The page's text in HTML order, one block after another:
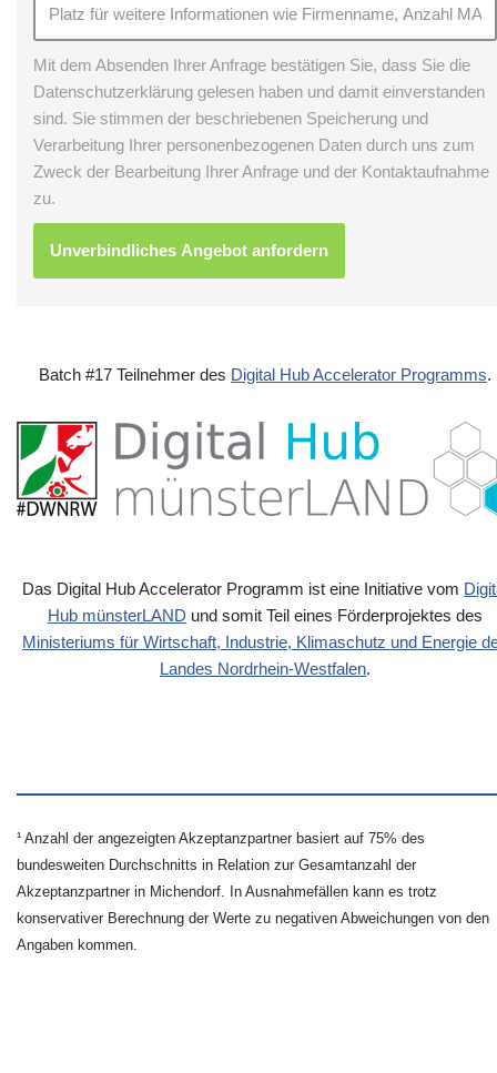
Mit dem Absenden Ihrer Anfrage bestätigen Sie, dass Sie die
Datenschutzerklärung gelesen haben und damit einverstanden
sind. Sie stimmen der beschriebenen Speicherung und
Verarbeitung Ihrer personenbezogenen Daten durch uns zum
Zweck der Bearbeitung Ihrer Anfrage und der Kontaktaufnahme
zu.
Batch #17 Teilnehmer des Digital Hub Accelerator Programms.
Das Digital Hub Accelerator Programm ist eine Initiative vom
Hub münsterLAND und somit Teil eines Förderprojektes des
Ministeriums für Wirtschaft, Industrie, Klimaschutz und Energie
Landes Nordrhein-Westfalen.
¹ Anzahl der angezeigten Akzeptanzpartner basiert auf 75% des
bundesweiten Durchschnitts in Relation zur Gesamtanzahl der
Akzeptanzpartner in Michendorf. In Ausnahmefällen kann es trotz
konservativer Berechnung der Werte zu negativen Abweichungen von den
Angaben kommen.